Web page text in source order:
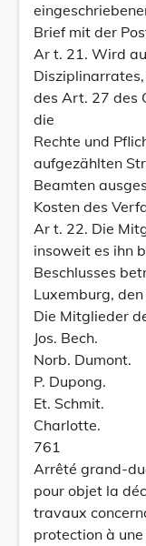
Brief mit der
Ar t. 21. Wird
des Art. 27 des
die
Rechte und
aufgezählten
Beamten
Kosten des
Ar t. 22. Die
insoweit es ihn
Beschlusses
Luxemburg,
Die Mitglieder
Jos. Bech.
Norb. Dumont.
P. Dupong.
Et. Schmit.
Charlotte.
761
Arrêté grand-
pour objet la
travaux
protection à